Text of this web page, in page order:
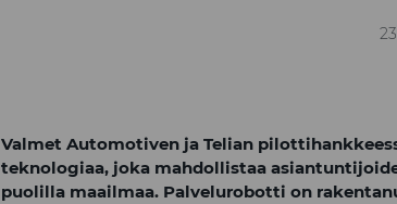
Valmet Automotiven ja Telian
teknologiaa, joka mahdollistaa
puolilla maailmaa. Palvelurobotti on